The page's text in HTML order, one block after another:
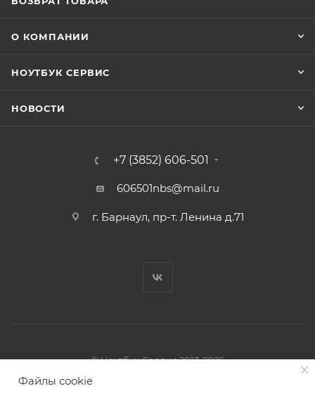
О КОМПАНИИ
НОУТБУК СЕРВИС
НОВОСТИ
+7 (3852) 606-501
606501nbs@mail.ru
г. Барнаул, пр-т. Ленина д.71
© Ноутбук Сервис 2013-2026
Интернет-магазин запчастей и аксессуаров
Файлы cookie